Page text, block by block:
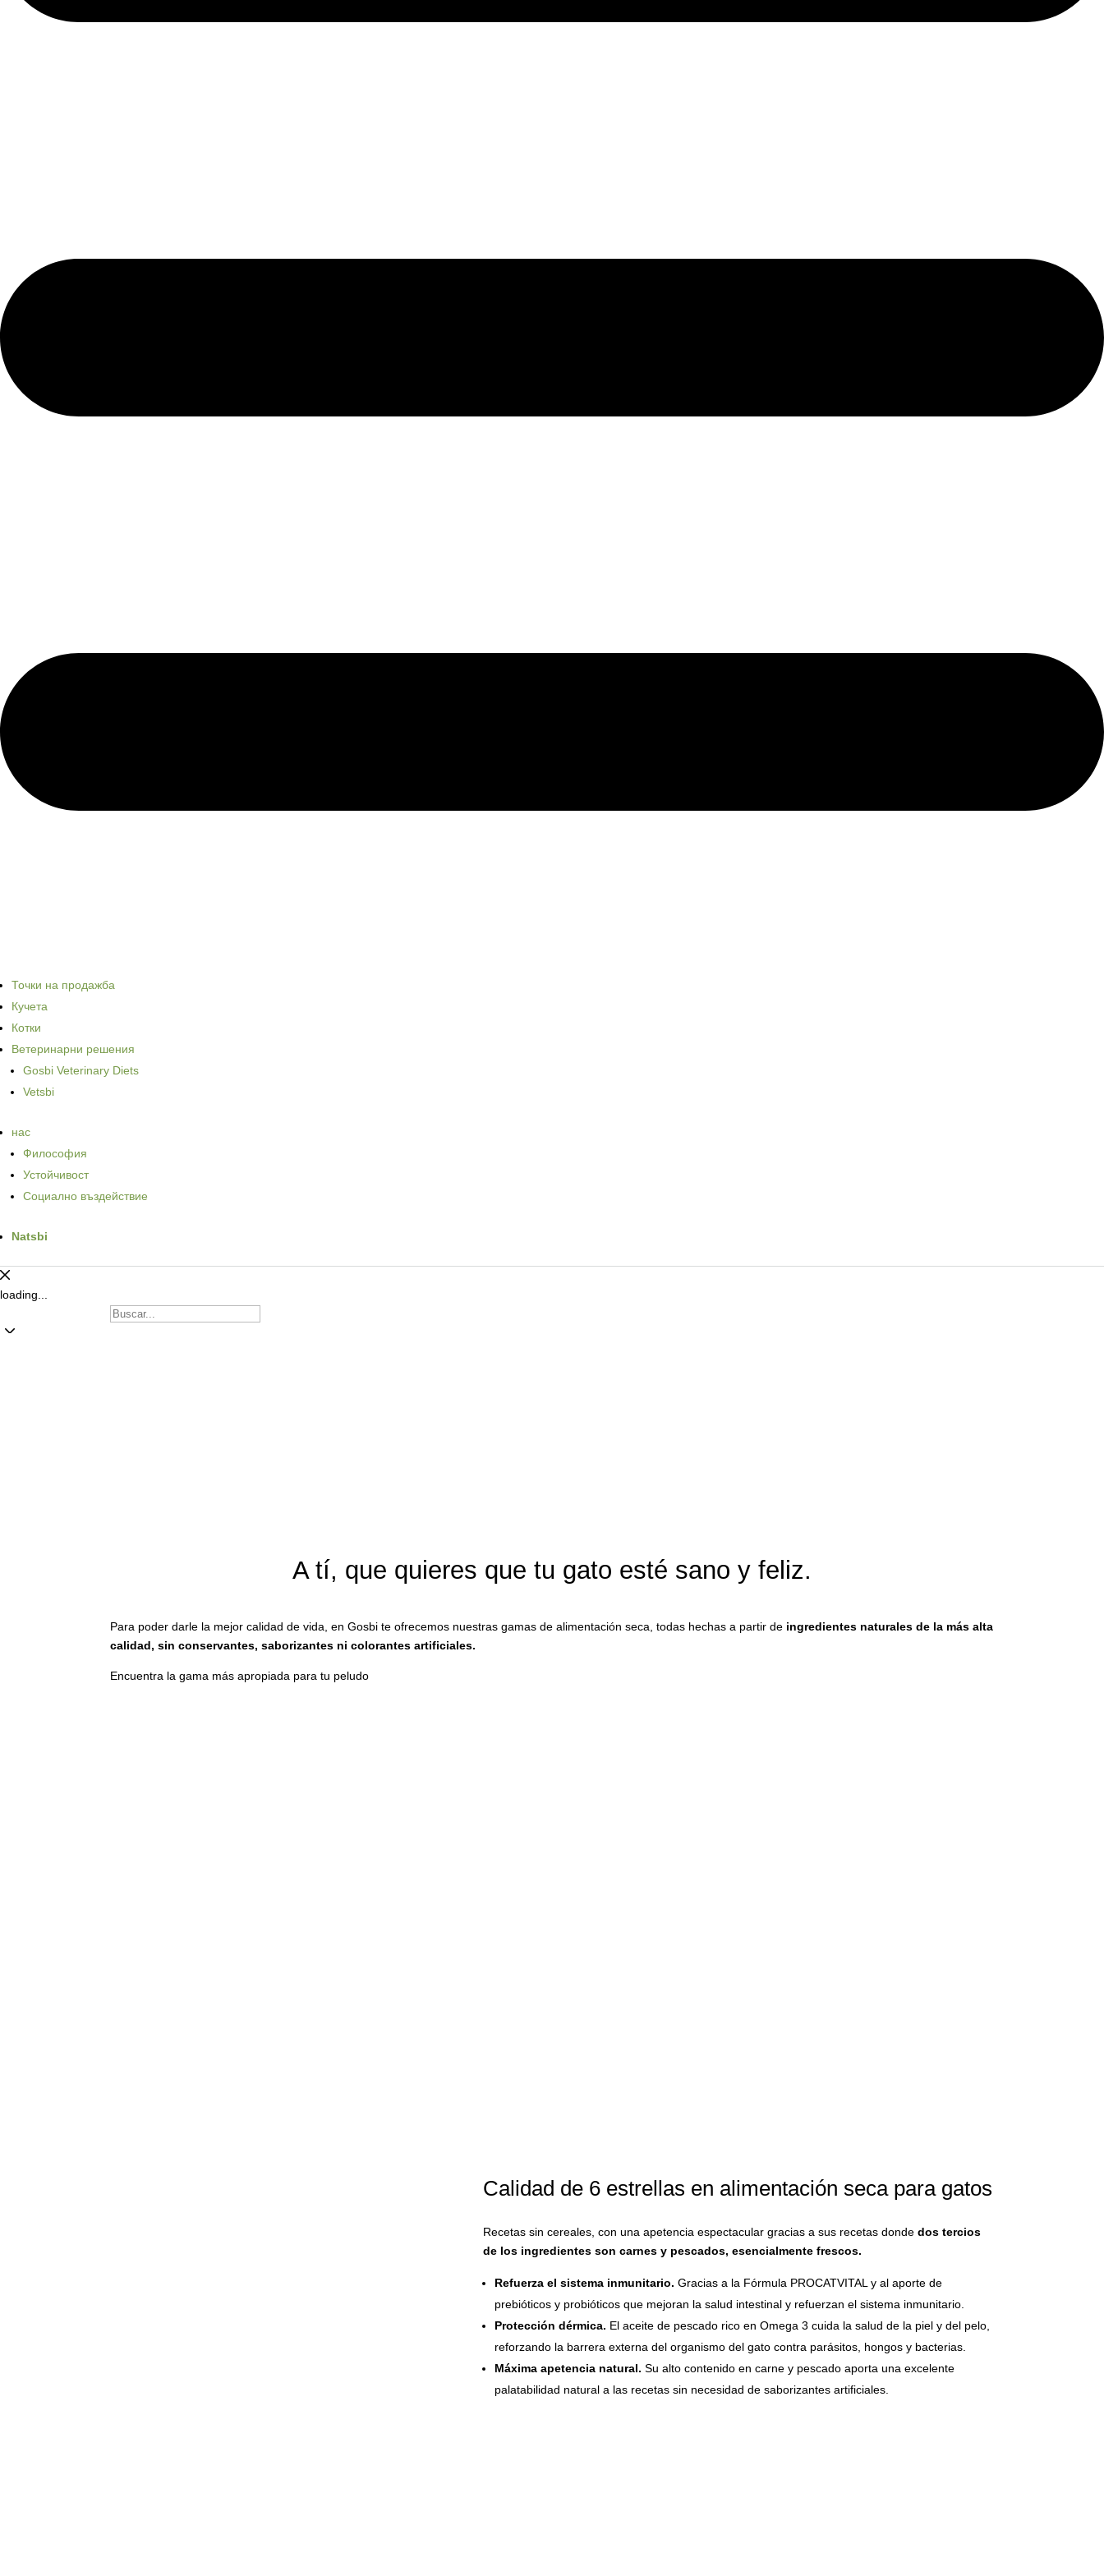
Точки на продажба
Кучета
Котки
Ветеринарни решения
Gosbi Veterinary Diets
Vetsbi
нас
Философия
Устойчивост
Социално въздействие
Natsbi
loading...
A tí, que quieres que tu gato esté sano y feliz.
Para poder darle la mejor calidad de vida, en Gosbi te ofrecemos nuestras gamas de alimentación seca, todas hechas a partir de ingredientes naturales de la más alta
calidad, sin conservantes, saborizantes ni colorantes artificiales.
Encuentra la gama más apropiada para tu peludo
Calidad de 6 estrellas en alimentación seca para gatos
Recetas sin cereales, con una apetencia espectacular gracias a sus recetas dondedos tercios
de los ingredientes son carnes y pescados, esencialmente frescos.
Refuerza el sistema inmunitario.Gracias a la Fórmula PROCATVITAL y al aporte de
prebióticos y probióticos que mejoran la salud intestinal y refuerzan el sistema inmunitario.
Protección dérmica. El aceite de pescado rico en Omega 3 cuida la salud de la piel y del pelo,
reforzando la barrera externa del organismo del gato contra parásitos, hongos y bacterias.
Máxima apetencia natural. Su alto contenido en carne y pescado aporta una excelente
palatabilidad natural a las recetas sin necesidad de saborizantes artificiales.